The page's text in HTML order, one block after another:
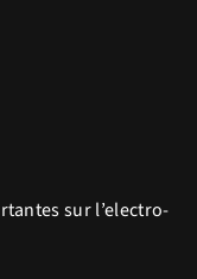
sur l’electro-